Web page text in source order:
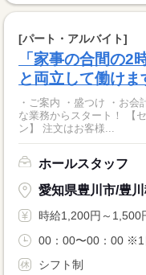
[パート・アルバイト]
「家事の合間の2
と両立して働けま
・ご案内 ・盛つけ ・お
な業務からスタート！ 【セルフオーダー導入なので接客がカンタ
ン】 注文はお客様...
ホールスタッフ
愛知県豊川市/豊川
時給1,200円～1,500
00：00〜00：00 ※1
シフト制